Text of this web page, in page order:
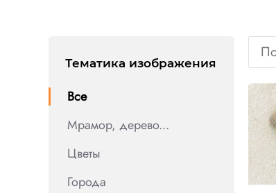
Тематика изображения
Все
Мрамор, дерево...
Цветы
Города